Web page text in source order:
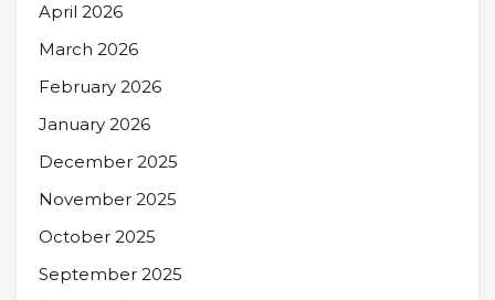
April 2026
March 2026
February 2026
January 2026
December 2025
November 2025
October 2025
September 2025